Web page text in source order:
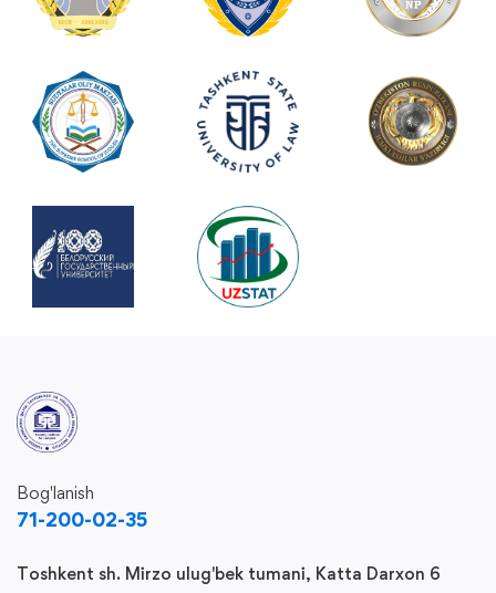
Bog'lanish
71-200-02-35
Toshkent sh. Mirzo ulug'bek tumani, Katta Darxon 6